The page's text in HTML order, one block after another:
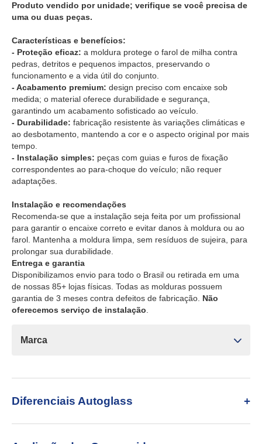
Produto vendido por unidade; verifique se você precisa de
uma ou duas peças.
Características e benefícios:
- Proteção eficaz: a moldura protege o farol de milha contra
pedras, detritos e pequenos impactos, preservando o
funcionamento e a vida útil do conjunto.
- Acabamento premium: design preciso com encaixe sob
medida; o material oferece durabilidade e segurança,
garantindo um acabamento sofisticado ao veículo.
- Durabilidade: fabricação resistente às variações climáticas e
ao desbotamento, mantendo a cor e o aspecto original por mais
tempo.
- Instalação simples: peças com guias e furos de fixação
correspondentes ao para-choque do veículo; não requer
adaptações.
Instalação e recomendações
Recomenda-se que a instalação seja feita por um profissional
para garantir o encaixe correto e evitar danos à moldura ou ao
farol. Mantenha a moldura limpa, sem resíduos de sujeira, para
prolongar sua durabilidade.
Entrega e garantia
Disponibilizamos envio para todo o Brasil ou retirada em uma
de nossas 85+ lojas físicas. Todas as molduras possuem
garantia de 3 meses contra defeitos de fabricação. Não
oferecemos serviço de instalação
Marca
Diferenciais Autoglass